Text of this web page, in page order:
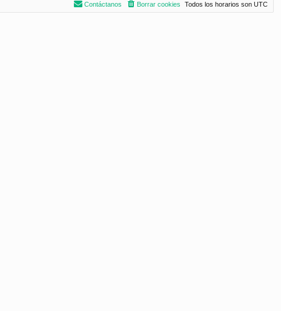
Todos los horarios son UTC
Borrar cookies
Contáctanos